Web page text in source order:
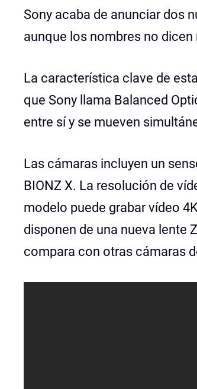
Sony acaba de anunciar dos
aunque los nombres no
La característica clave de
que Sony llama Balanced
entre sí y se mueven
Las cámaras incluyen un
BIONZ X. La resolución de
modelo puede grabar vídeo
disponen de una nueva lente
compara con otras cámaras